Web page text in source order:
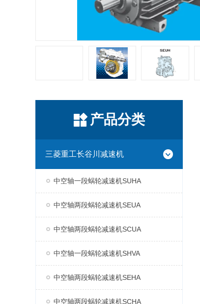
产品分类
三菱重工长谷川减速机
中空轴一段蜗轮减速机SUHA
中空轴两段蜗轮减速机SEUA
中空轴两段蜗轮减速机SCUA
中空轴一段蜗轮减速机SHVA
中空轴两段蜗轮减速机SEHA
中空轴两段蜗轮减速机SCHA